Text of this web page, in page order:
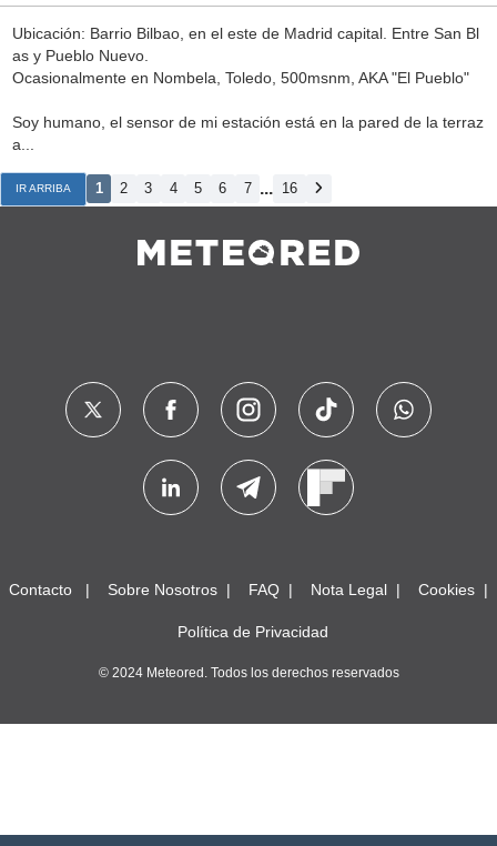
Ubicación: Barrio Bilbao, en el este de Madrid capital. Entre San Bl
as y Pueblo Nuevo.
Ocasionalmente en Nombela, Toledo, 500msnm, AKA "El Pueblo"
Soy humano, el sensor de mi estación está en la pared de la terraz
a...
IR ARRIBA 1 2 3 4 5 6 7 ... 16
Contacto Sobre Nosotros FAQ Nota Legal Cookies
Política de Privacidad
© 2024 Meteored. Todos los derechos reservados